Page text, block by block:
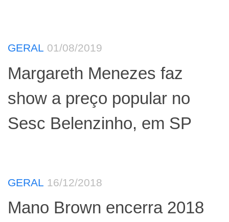
GERAL 01/08/2019
Margareth Menezes faz
show a preço popular no
Sesc Belenzinho, em SP
GERAL 16/12/2018
Mano Brown encerra 2018